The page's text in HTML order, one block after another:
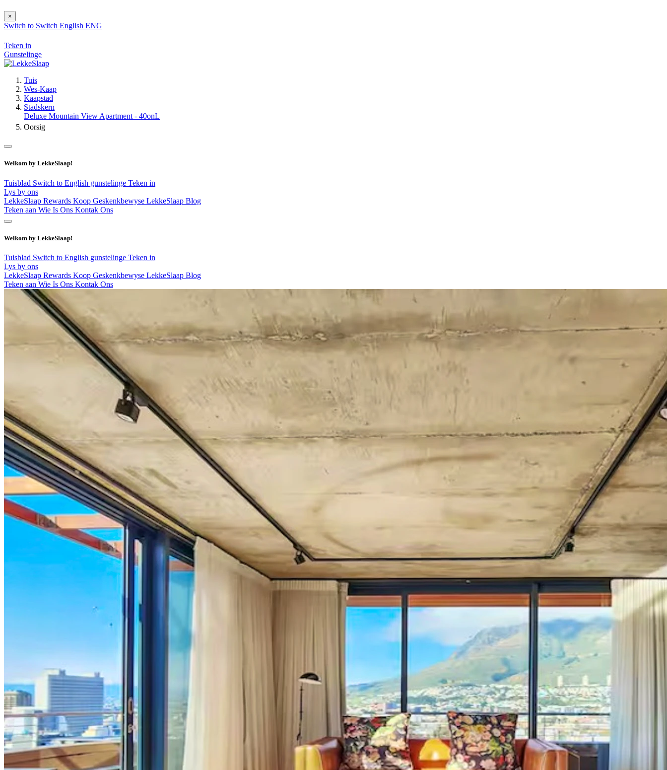
×
Switch to Switch English ENG
Teken in
Gunstelinge
Tuis
Wes-Kaap
Kaapstad
Stadskern
Deluxe Mountain View Apartment - 40onL
Oorsig
Welkom by LekkeSlaap!
Tuisblad Switch to English gunstelinge Teken in
Lys by ons
LekkeSlaap Rewards Koop Geskenkbewyse LekkeSlaap Blog
Teken aan Wie Is Ons Kontak Ons
Welkom by LekkeSlaap!
Tuisblad Switch to English gunstelinge Teken in
Lys by ons
LekkeSlaap Rewards Koop Geskenkbewyse LekkeSlaap Blog
Teken aan Wie Is Ons Kontak Ons